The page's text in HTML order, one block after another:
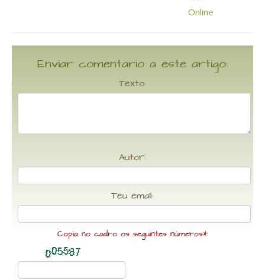
Enviar comentario a este artigo:
Texto:
Autor:
Teu email:
Copia no cadro os seguintes números*: